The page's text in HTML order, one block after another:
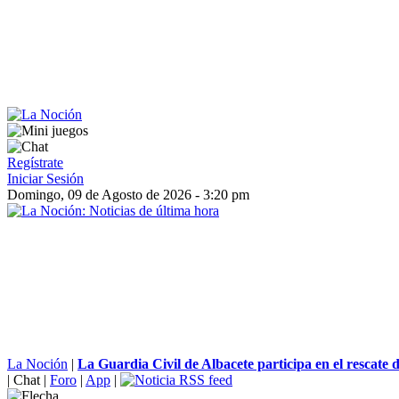
Regístrate
Iniciar Sesión
Domingo, 09 de Agosto de 2026 - 3:20 pm
La Noción | La Guardia Civil de Albacete participa en el rescate
| Chat | Foro | App |